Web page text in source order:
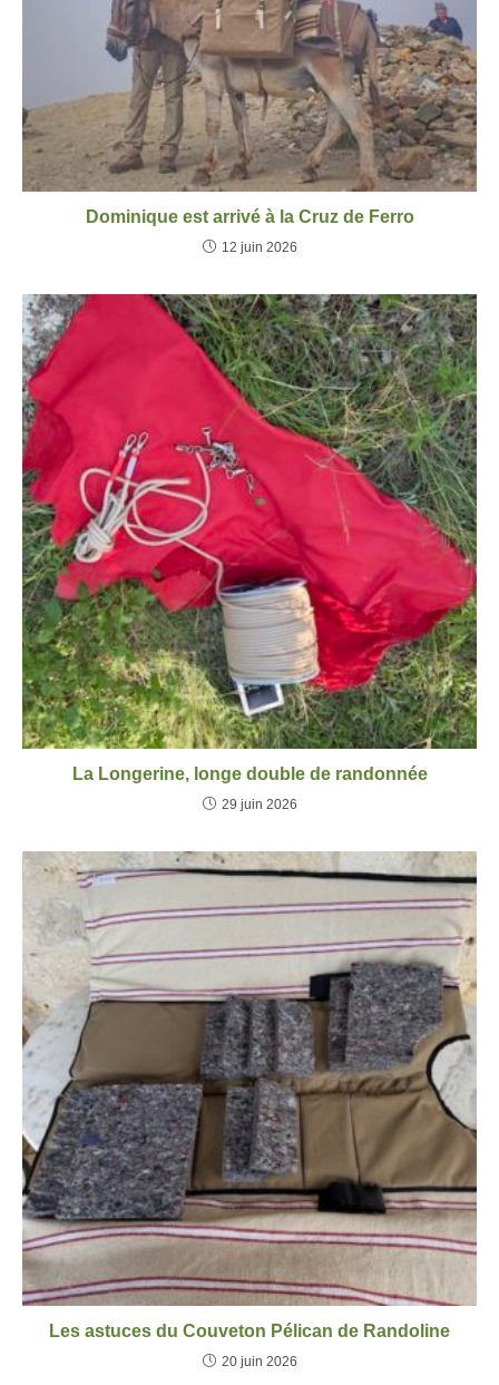
Dominique est arrivé à la Cruz de Ferro
12 juin 2026
La Longerine, longe double de randonnée
29 juin 2026
Les astuces du Couveton Pélican de Randoline
20 juin 2026